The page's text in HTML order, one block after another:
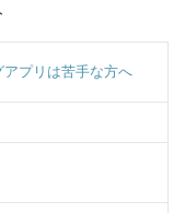
プリは苦手な方へ